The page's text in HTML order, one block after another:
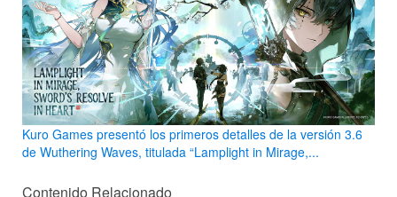
Kuro Games presentó los primeros detalles de la versión 3.6
de Wuthering Waves, titulada “Lamplight in Mirage,...
Contenido Relacionado